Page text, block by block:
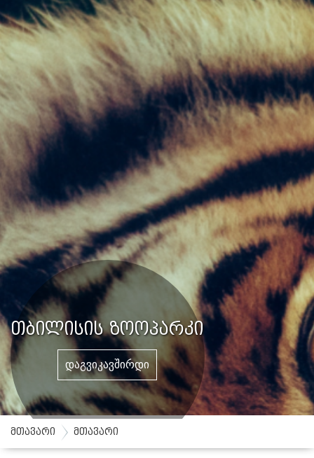
თბილისის ზოოპარკი
Დაგვიკავშირდი
მთავარი მთავარი